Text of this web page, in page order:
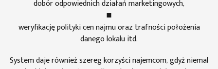
dobór odpowiednich działań marketingowych,
weryfikację polityki cen najmu oraz trafności położenia
danego lokalu itd.
System daje również szereg korzyści najemcom, gdyż niemal